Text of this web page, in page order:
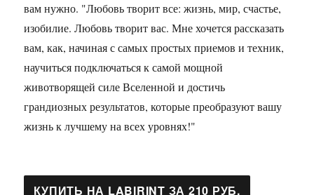
вам нужно. "Любовь творит все: жизнь, мир, счастье,
изобилие. Любовь творит вас. Мне хочется рассказать
вам, как, начиная с самых простых приемов и техник,
научиться подключаться к самой мощной
животворящей силе Вселенной и достичь
грандиозных результатов, которые преобразуют вашу
жизнь к лучшему на всех уровнях!"